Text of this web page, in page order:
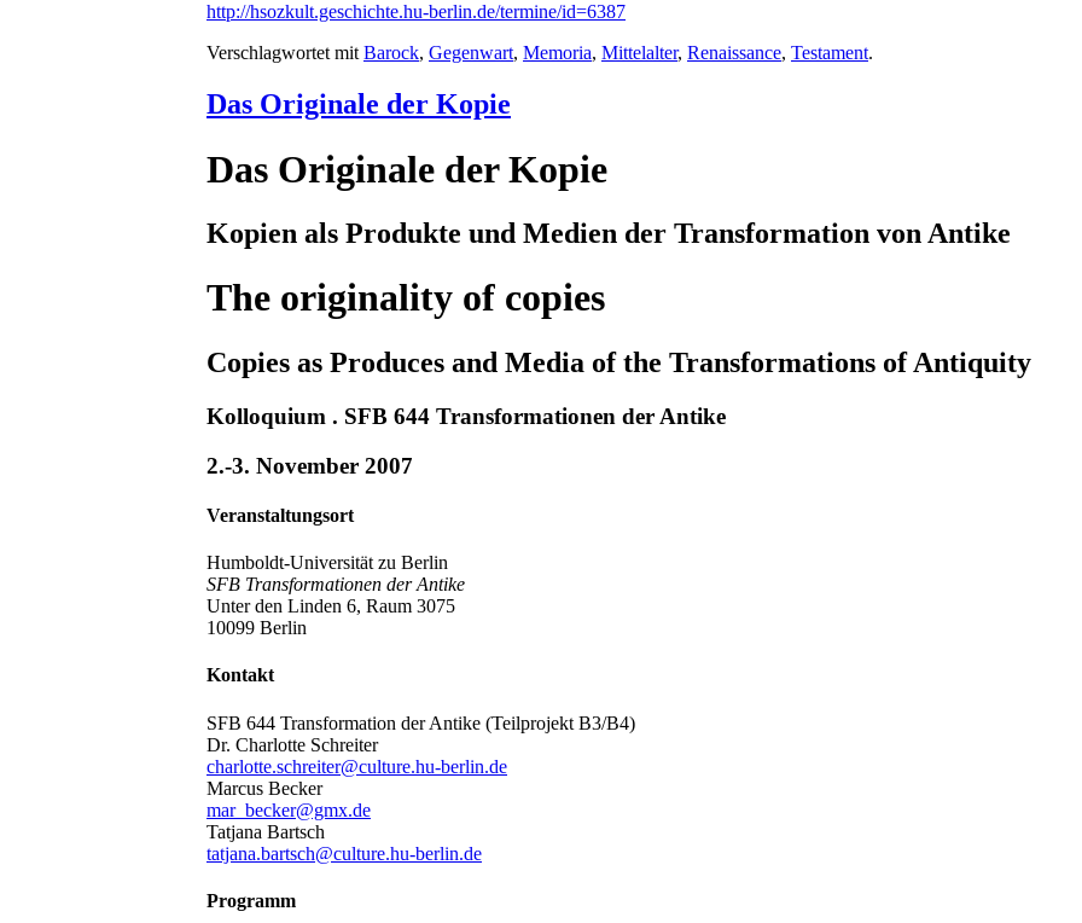
http://hsozkult.geschichte.hu-berlin.de/termine/id=6387
Verschlagwortet mit Barock, Gegenwart, Memoria, Mittelalter, Renaissance, Testament.
Das Originale der Kopie
Das Originale der Kopie
Kopien als Produkte und Medien der Transformation von Antike
The originality of copies
Copies as Produces and Media of the Transformations of Antiquity
Kolloquium . SFB 644 Transformationen der Antike
2.-3. November 2007
Veranstaltungsort
Humboldt-Universität zu Berlin
SFB Transformationen der Antike
Unter den Linden 6, Raum 3075
10099 Berlin
Kontakt
SFB 644 Transformation der Antike (Teilprojekt B3/B4)
Dr. Charlotte Schreiter
charlotte.schreiter@culture.hu-berlin.de
Marcus Becker
mar_becker@gmx.de
Tatjana Bartsch
tatjana.bartsch@culture.hu-berlin.de
Programm